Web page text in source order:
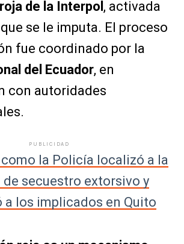
de la Interpol , activada
se le imputa. El proceso
fue coordinado por la
del Ecuador, en
con autoridades
PUBLICIDAD
la Policía localizó a la
secuestro extorsivo y
a los implicados en Quito